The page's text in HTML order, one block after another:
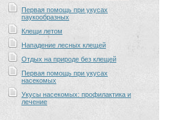
Первая помощь при укусах
паукообразных
Клещи летом
Нападение лесных клещей
Отдых на природе без клещей
Первая помощь при укусах
насекомых
Укусы насекомых: профилактика и
лечение